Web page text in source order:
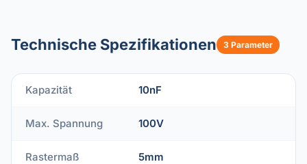
Technische Spezifikationen 3 Parameter
Kapazität 10nF
Max. Spannung 100V
Rastermaß 5mm